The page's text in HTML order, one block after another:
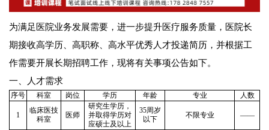
为满足医院业务发展需要，进一步提升医疗服务质量，医院长
期接收高学历、高职称、高水平优秀人才投递简历，并根据工
作需要开展长期招聘工作，现将有关事项公告如下。
一、人才需求
序号 科室 岗位 学历 年龄 专业 人数
1
临床医技
科室
医师
研究生学历，
并取得学历对
应硕士及以上
35周岁
以下
不限专业 ——